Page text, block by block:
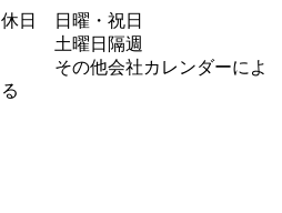
休日 日曜・祝日
土曜日隔週
その他会社カレンダーによ
る